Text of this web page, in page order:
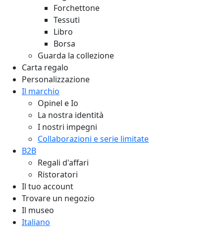
Forchettone
Tessuti
Libro
Borsa
Guarda la collezione
Carta regalo
Personalizzazione
Il marchio
Opinel e Io
La nostra identità
I nostri impegni
Collaborazioni e serie limitate
B2B
Regali d'affari
Ristoratori
Il tuo account
Trovare un negozio
Il museo
Italiano